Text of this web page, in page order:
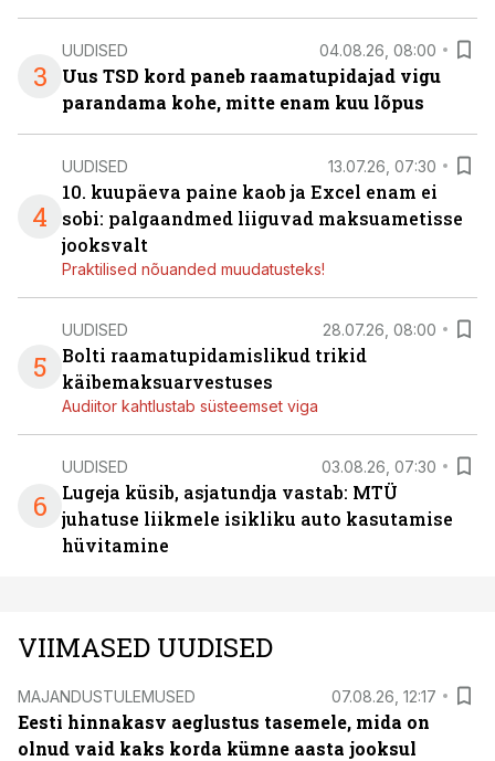
3
UUDISED 04.08.26, 08:00
Uus TSD kord paneb raamatupidajad vigu
parandama kohe, mitte enam kuu lõpus
4
UUDISED 13.07.26, 07:30
10. kuupäeva paine kaob ja Excel enam ei
sobi: palgaandmed liiguvad maksuametisse
jooksvalt
Praktilised nõuanded muudatusteks!
5
UUDISED 28.07.26, 08:00
Bolti raamatupidamislikud trikid
käibemaksuarvestuses
Audiitor kahtlustab süsteemset viga
6
UUDISED 03.08.26, 07:30
Lugeja küsib, asjatundja vastab: MTÜ
juhatuse liikmele isikliku auto kasutamise
hüvitamine
VIIMASED UUDISED
MAJANDUSTULEMUSED 07.08.26, 12:17
Eesti hinnakasv aeglustus tasemele, mida on
olnud vaid kaks korda kümne aasta jooksul